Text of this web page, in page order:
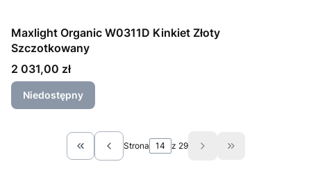
Maxlight Organic W0311D Kinkiet Złoty
Szczotkowany
Cena
2 031,00 zł
Niedostępny
Wróć do pierwszej strony z produktami
Strona z 29 Przejdź do